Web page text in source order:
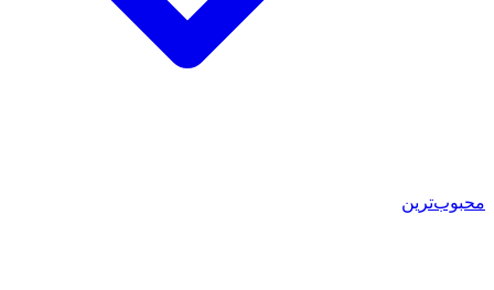
محبوب‌ترین